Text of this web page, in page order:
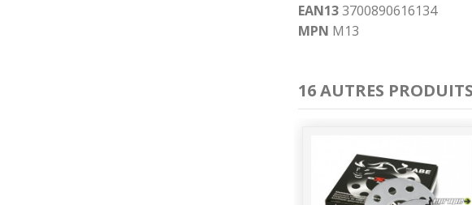
EAN13 3700890616134
MPN M13
16 AUTRES